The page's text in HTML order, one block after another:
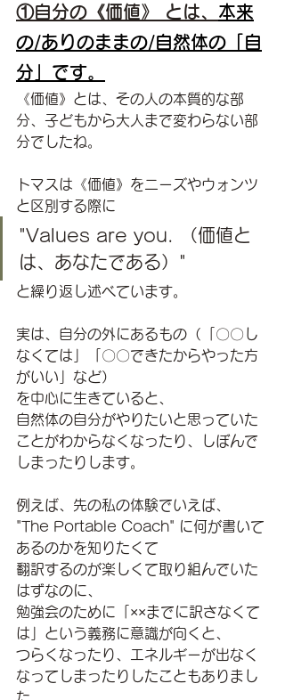
①自分の《価値》 とは、 本来
の/ありのままの/自然体の「自
分」です。
《価値》とは、その人の本質的な部
分、子どもから大人まで変わらない部
分でしたね。
トマスは《価値》をニーズやウォンツ
と区別する際に
"Values are you. （価値と
は、あなたである）"
と繰り返し述べています。
実は、自分の外にあるもの（「〇〇し
なくては」「〇〇できたからやった方
がいい」など）
を中心に生きていると、
自然体の自分がやりたいと思っていた
ことがわからなくなったり、しぼんで
しまったりします。
例えば、先の私の体験でいえば、
"The Portable Coach" に何が書いて
あるのかを知りたくて
翻訳するのが楽しくて取り組んでいた
はずなのに、
勉強会のために「××までに訳さなくて
は」という義務に意識が向くと、
つらくなったり、エネルギーが出なく
なってしまったりしたこともありまし